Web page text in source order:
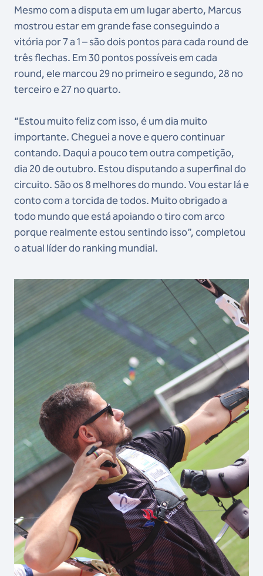
Mesmo com a disputa em um lugar aberto, Marcus
mostrou estar em grande fase conseguindo a
vitória por 7 a 1 – são dois pontos para cada round de
três flechas. Em 30 pontos possíveis em cada
round, ele marcou 29 no primeiro e segundo, 28 no
terceiro e 27 no quarto.
“Estou muito feliz com isso, é um dia muito
importante. Cheguei a nove e quero continuar
contando. Daqui a pouco tem outra competição,
dia 20 de outubro. Estou disputando a superfinal do
circuito. São os 8 melhores do mundo. Vou estar lá e
conto com a torcida de todos. Muito obrigado a
todo mundo que está apoiando o tiro com arco
porque realmente estou sentindo isso”, completou
o atual líder do ranking mundial.